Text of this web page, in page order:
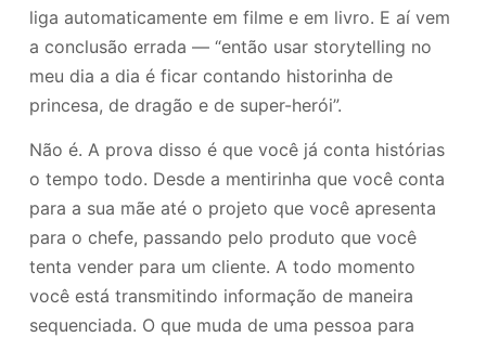
liga automaticamente em filme e em livro. E aí vem
a conclusão errada — “então usar storytelling no
meu dia a dia é ficar contando historinha de
princesa, de dragão e de super-herói”.
Não é. A prova disso é que você já conta histórias
o tempo todo. Desde a mentirinha que você conta
para a sua mãe até o projeto que você apresenta
para o chefe, passando pelo produto que você
tenta vender para um cliente. A todo momento
você está transmitindo informação de maneira
sequenciada. O que muda de uma pessoa para